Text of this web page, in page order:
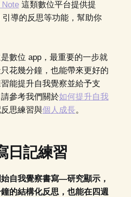
Note這類數位平台提供提
導的反思等功能，幫助你
數位 app，最重要的一步就
花幾分鐘，也能帶來更好的
能提升自我覺察並給予支
參考我們關於如何提升自我
思練習與個人成長。
日記練習
自我覺察書寫—研究顯示，
的結構化反思，也能在四週